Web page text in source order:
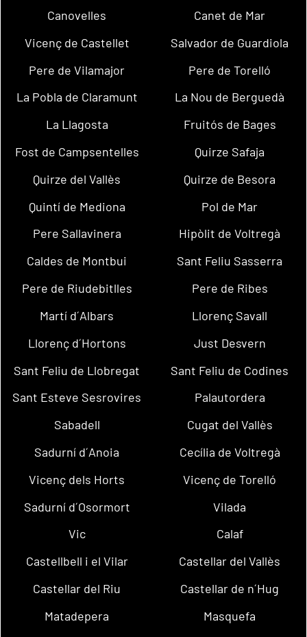
Canovelles
Canet de Mar
Vicenç de Castellet
Salvador de Guardiola
Pere de Vilamajor
Pere de Torelló
La Pobla de Claramunt
La Nou de Berguedà
La Llagosta
Fruitós de Bages
Fost de Campsentelles
Quirze Safaja
Quirze del Vallès
Quirze de Besora
Quintí de Mediona
Pol de Mar
Pere Sallavinera
Hipòlit de Voltregà
Caldes de Montbui
Sant Feliu Sasserra
Pere de Riudebitlles
Pere de Ribes
Martí d´Albars
Llorenç Savall
Llorenç d´Hortons
Just Desvern
Sant Feliu de Llobregat
Sant Feliu de Codines
Sant Esteve Sesrovires
Palautordera
Sabadell
Cugat del Vallès
Sadurní d´Anoia
Cecília de Voltregà
Vicenç dels Horts
Vicenç de Torelló
Sadurní d´Osormort
Vilada
Vic
Calaf
Castellbell i el Vilar
Castellar del Vallès
Castellar del Riu
Castellar de n´Hug
Matadepera
Masquefa